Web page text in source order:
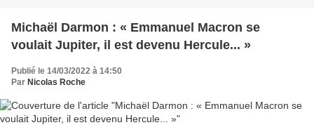
Michaël Darmon : « Emmanuel Macron se
voulait Jupiter, il est devenu Hercule... »
Publié le 14/03/2022 à 14:50
Par Nicolas Roche